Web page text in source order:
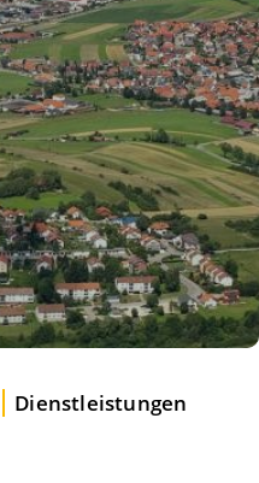
Dienstleistungen